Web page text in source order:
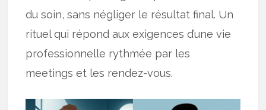
du soin, sans négliger le résultat final. Un
rituel qui répond aux exigences d’une vie
professionnelle rythmée par les
meetings et les rendez-vous.